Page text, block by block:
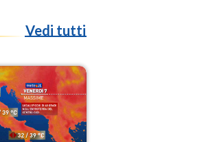
Vedi tutti